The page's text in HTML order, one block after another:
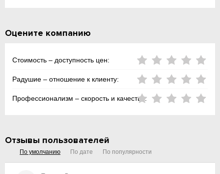
Оцените компанию
Стоимость – доступность цен:
Радушие – отношение к клиенту:
Профессионализм – скорость и качество:
Отзывы пользователей
По умолчанию По дате По популярности